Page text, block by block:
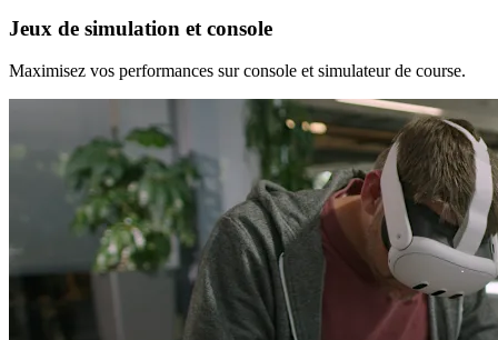
Jeux de simulation et console
Maximisez vos performances sur console et simulateur de course.